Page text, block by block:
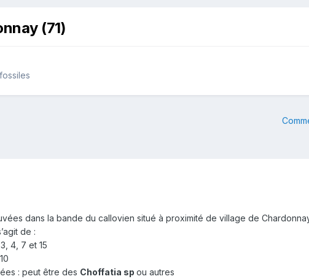
(71)
dans la bande du callovien situé à proximité de village de
de :
3, 4, 7 et 15
: peut être des Choffatia sp ou autres